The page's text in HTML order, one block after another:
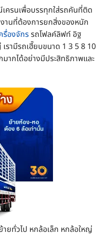
ครนเพื่อบรรทุกใส่รถคันที่ติด
านที่ต้องการยกสิ่งของหนัก
รื่องจักรรถโฟลค์ลิฟท์ อิฐ
ามีรถเฮี๊ยบขนาด 1 3 5 8 10
ากได้อย่างมีประสิทธิภาพและ
ยทั่วไป หกล้อเล็ก หกล้อใหญ่